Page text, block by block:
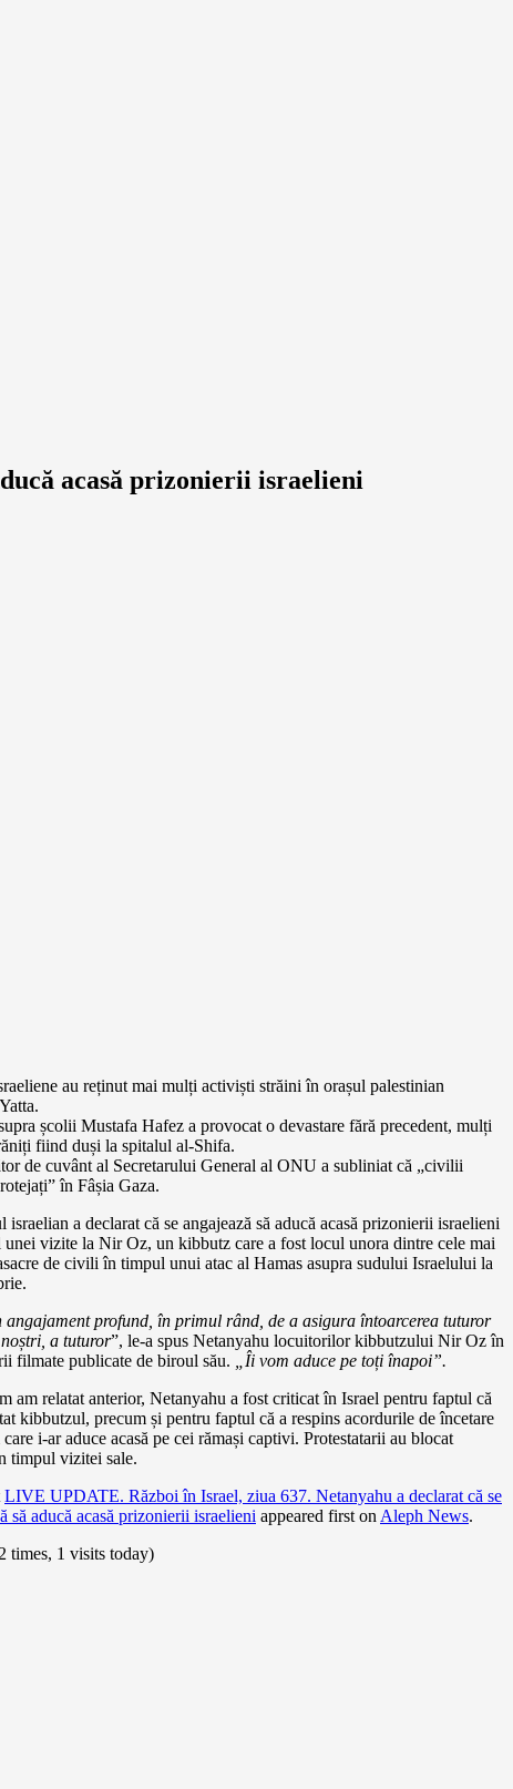
acasă prizonierii israelieni
au reținut mai mulți activiști străini în orașul palestinian
școlii Mustafa Hafez a provocat o devastare fără precedent, mulți
fiind duși la spitalul al-Shifa.
de cuvânt al Secretarului General al ONU a subliniat că „civilii
în Fâșia Gaza.
israelian a declarat că se angajează să aducă acasă prizonierii israelieni
vizite la Nir Oz, un kibbutz care a fost locul unora dintre cele mai
de civili în timpul unui atac al Hamas asupra sudului Israelului la
angajament profund, în primul rând, de a asigura întoarcerea tuturor
a tuturor”, le-a spus Netanyahu locuitorilor kibbutzului Nir Oz în
filmate publicate de biroul său.
„Îi vom aduce pe toți înapoi”.
am relatat anterior, Netanyahu a fost criticat în Israel pentru faptul că
kibbutzul, precum și pentru faptul că a respins acordurile de încetare
i-ar aduce acasă pe cei rămași captivi. Protestatarii au blocat
timpul vizitei sale.
LIVE UPDATE. Război în Israel, ziua 637. Netanyahu a declarat că se
să aducă acasă prizonierii israelieni appeared first on Aleph News.
times, 1 visits today)